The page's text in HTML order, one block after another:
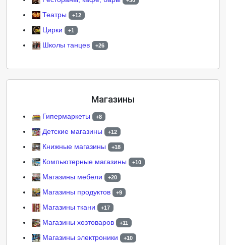
Театры +12
Цирки +1
Школы танцев +26
Магазины
Гипермаркеты +8
Детские магазины +12
Книжные магазины +18
Компьютерные магазины +10
Магазины мебели +20
Магазины продуктов +9
Магазины ткани +17
Магазины хозтоваров +11
Магазины электроники +10